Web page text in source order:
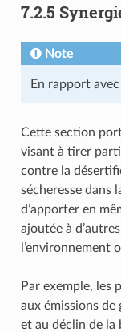
7.2.5
Note
En rapport
Cette section
visant à tirer
contre la
sécheresse dans
d’apporter en
ajoutée à
l’environnement
Par exemple, les
aux émissions de
et au déclin de la